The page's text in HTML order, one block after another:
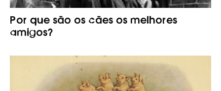
Por que são os cães os melhores
amigos?